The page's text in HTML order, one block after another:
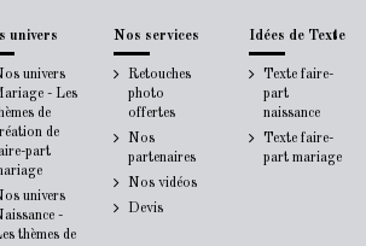
univers
univers
- Les
de
de
part
univers
-
thèmes de
Nos services
Retouches
photo
offertes
Nos
partenaires
Nos vidéos
Devis
Idées de Texte
Texte faire-
part
naissance
Texte faire-
part mariage